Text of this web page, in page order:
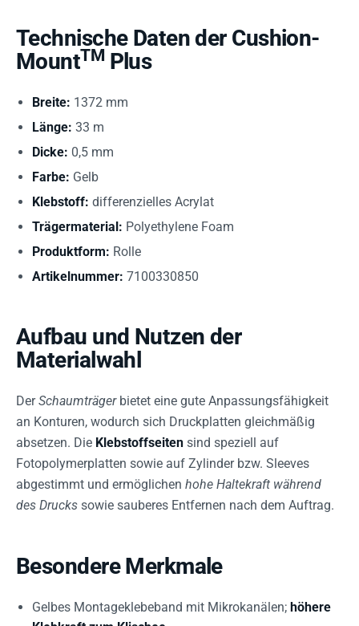
Technische Daten der Cushion-
MountTM Plus
Breite: 1372 mm
Länge: 33 m
Dicke: 0,5 mm
Farbe: Gelb
Klebstoff: differenzielles Acrylat
Trägermaterial: Polyethylene Foam
Produktform: Rolle
Artikelnummer: 7100330850
Aufbau und Nutzen der
Materialwahl
DerSchaumträgerbietet eine gute Anpassungsfähigkeit
an Konturen, wodurch sich Druckplatten gleichmäßig
absetzen. Die Klebstoffseiten sind speziell auf
Fotopolymerplatten sowie auf Zylinder bzw. Sleeves
abgestimmt und ermöglichen hohe Haltekraft während
des Drucks sowie sauberes Entfernen nach dem Auftrag.
Besondere Merkmale
Gelbes Montageklebeband mit Mikrokanälen; höhere